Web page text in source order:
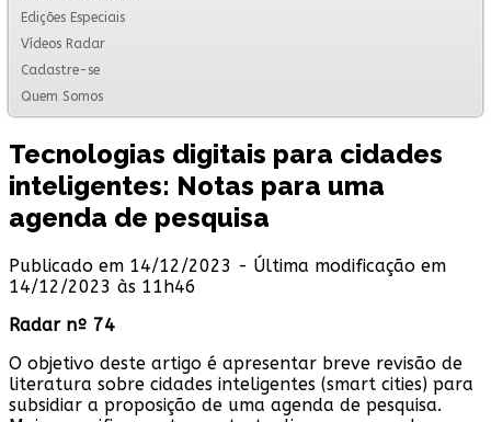
Edições Especiais
Vídeos Radar
Cadastre-se
Quem Somos
Tecnologias digitais para cidades
inteligentes: Notas para uma
agenda de pesquisa
Publicado em 14/12/2023 - Última modificação em
14/12/2023 às 11h46
Radar nº 74
O objetivo deste artigo é apresentar breve revisão de
literatura sobre cidades inteligentes (smart cities) para
subsidiar a proposição de uma agenda de pesquisa.